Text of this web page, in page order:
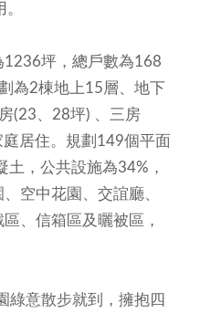
1236坪，總戶數為168
為2棟地上15層、地下
(23、28坪) 、三房
居住。規劃149個平面
土，公共設施為34%，
空中花園、交誼廳、
、信箱區及曬被區，
綠意散步就到，擁抱四